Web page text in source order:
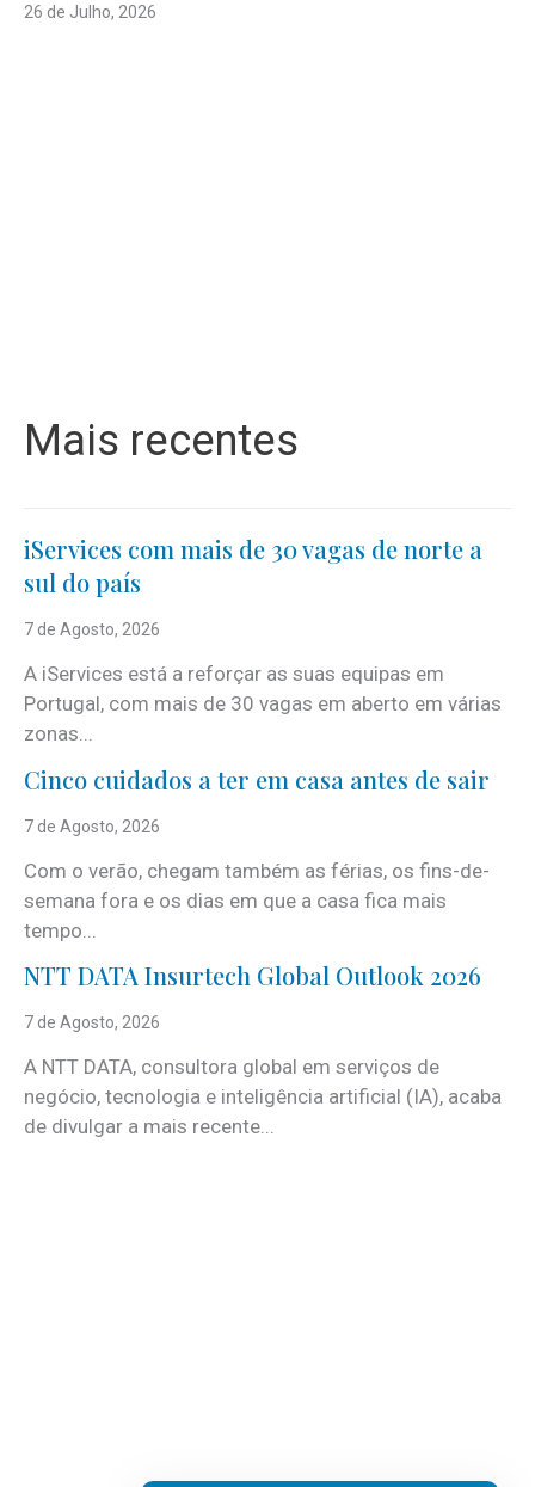
26 de Julho, 2026
Mais recentes
iServices com mais de 30 vagas de norte a
sul do país
7 de Agosto, 2026
A iServices está a reforçar as suas equipas em
Portugal, com mais de 30 vagas em aberto em várias
zonas...
Cinco cuidados a ter em casa antes de sair
7 de Agosto, 2026
Com o verão, chegam também as férias, os fins-de-
semana fora e os dias em que a casa fica mais
tempo...
NTT DATA Insurtech Global Outlook 2026
7 de Agosto, 2026
A NTT DATA, consultora global em serviços de
negócio, tecnologia e inteligência artificial (IA), acaba
de divulgar a mais recente...